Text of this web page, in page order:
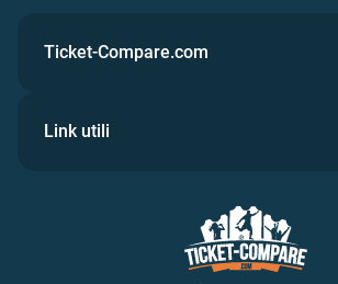
Ticket-Compare.com
Link utili